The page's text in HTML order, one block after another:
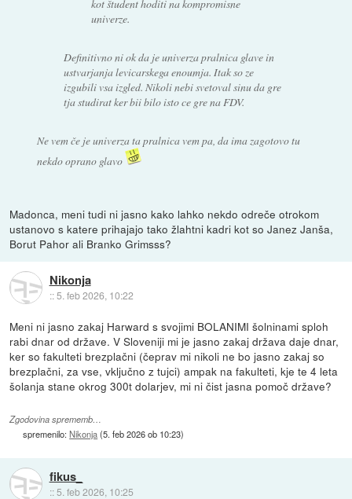
kot študent hoditi na kompromisne
univerze.
Definitivno ni ok da je univerza pralnica glave in
ustvarjanja levicarskega enoumja. Itak so ze
izgubili vsa izgled. Nikoli nebi svetoval sinu da gre
tja studirat ker bii bilo isto ce gre na FDV.
Ne vem če je univerza ta pralnica vem pa, da ima zagotovo tu
nekdo oprano glavo
Madonca, meni tudi ni jasno kako lahko nekdo odreče otrokom
ustanovo s katere prihajajo tako žlahtni kadri kot so Janez Janša,
Borut Pahor ali Branko Grimsss?
Nikonja
::5. feb 2026, 10:22
Meni ni jasno zakaj Harward s svojimi BOLANIMI šolninami sploh
rabi dnar od države. V Sloveniji mi je jasno zakaj država daje dnar,
ker so fakulteti brezplačni (čeprav mi nikoli ne bo jasno zakaj so
brezplačni, za vse, vključno z tujci) ampak na fakulteti, kje te 4 leta
šolanja stane okrog 300t dolarjev, mi ni čist jasna pomoč države?
Zgodovina sprememb…
spremenilo:Nikonja(5. feb 2026 ob 10:23)
fikus_
:: 5. feb 2026, 10:25